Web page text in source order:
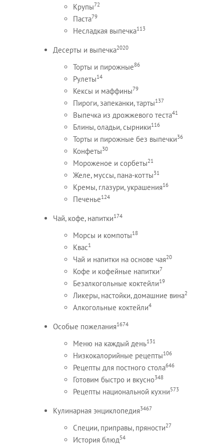
Крупы72
Паста79
Несладкая выпечка113
Десерты и выпечка2020
Торты и пирожные86
Рулеты14
Кексы и маффины79
Пироги, запеканки, тарты137
Выпечка из дрожжевого теста41
Блины, оладьи, сырники116
Торты и пирожные без выпечки36
Конфеты30
Мороженое и сорбеты21
Желе, муссы, пана-котты31
Кремы, глазури, украшения16
Печенье124
Чай, кофе, напитки174
Морсы и компоты18
Квас1
Чай и напитки на основе чая20
Кофе и кофейные напитки7
Безалкогольные коктейли19
Ликеры, настойки, домашние вина2
Алкогольные коктейли4
Особые пожелания1674
Меню на каждый день131
Низкокалорийные рецепты106
Рецепты для постного стола646
Готовим быстро и вкусно348
Рецепты национальной кухни573
Кулинарная энциклопедия3467
Специи, приправы, пряности27
История блюд54